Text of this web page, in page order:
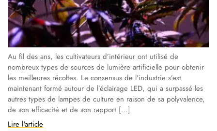
Au fil des ans, les cultivateurs d’intérieur ont utilisé de
nombreux types de sources de lumière artificielle pour obtenir
les meilleures récoltes. Le consensus de l’industrie s’est
maintenant formé autour de l’éclairage LED, qui a surpassé les
autres types de lampes de culture en raison de sa polyvalence,
de son efficacité et de son rapport […]
Lire l'article